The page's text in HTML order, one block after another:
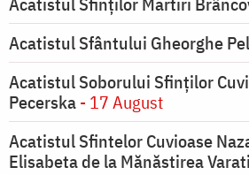
Acatistul Sfântului Gheorghe
Acatistul Soborului Sfinților
Pecerska- 17 August
Acatistul Sfintelor Cuvioase
Elisabeta de la Mănăstirea